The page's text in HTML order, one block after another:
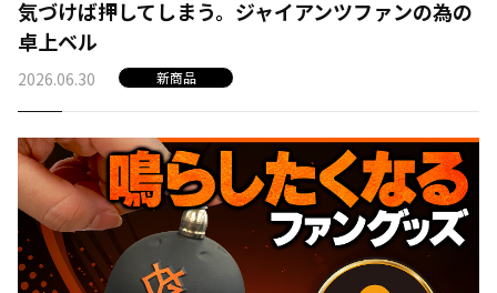
気づけば押してしまう。ジャイアンツファンの為の
卓上ベル
2026.06.30 新商品